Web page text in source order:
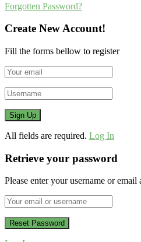
Forgotten Password?
Create New Account!
Fill the forms bellow to register
All fields are required. Log In
Retrieve your password
Please enter your username or email